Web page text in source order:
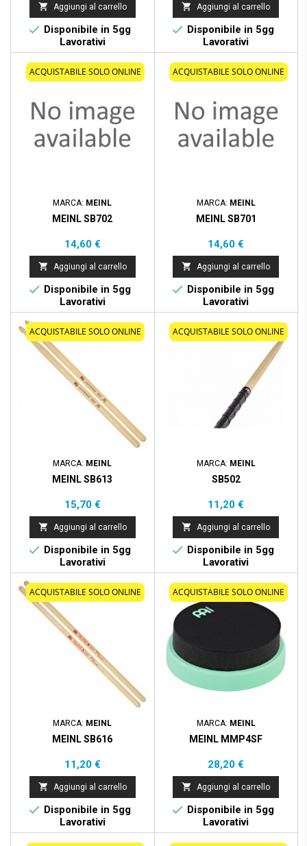
 Aggiungi al carrello
 Disponibile in 5gg
Lavorativi
 Aggiungi al carrello
 Disponibile in 5gg
Lavorativi
ACQUISTABILE SOLO ONLINE
MARCA: MEINL
MEINL SB702
Prezzo
14,60 €
 Aggiungi al carrello
 Disponibile in 5gg
Lavorativi
ACQUISTABILE SOLO ONLINE
MARCA: MEINL
MEINL SB701
Prezzo
14,60 €
 Aggiungi al carrello
 Disponibile in 5gg
Lavorativi
ACQUISTABILE SOLO ONLINE
MARCA: MEINL
MEINL SB613
Prezzo
15,70 €
 Aggiungi al carrello
 Disponibile in 5gg
Lavorativi
ACQUISTABILE SOLO ONLINE
MARCA: MEINL
SB502
Prezzo
11,20 €
 Aggiungi al carrello
 Disponibile in 5gg
Lavorativi
ACQUISTABILE SOLO ONLINE
MARCA: MEINL
MEINL SB616
Prezzo
11,20 €
 Aggiungi al carrello
 Disponibile in 5gg
Lavorativi
ACQUISTABILE SOLO ONLINE
MARCA: MEINL
MEINL MMP4SF
Prezzo
28,20 €
 Aggiungi al carrello
 Disponibile in 5gg
Lavorativi